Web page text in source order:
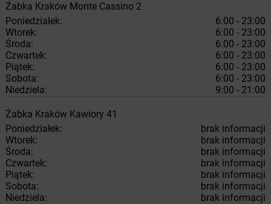
Żabka Kraków Monte Cassino 2
Poniedziałek:
6:00 - 23:00
Wtorek:
6:00 - 23:00
Środa:
6:00 - 23:00
Czwartek:
6:00 - 23:00
Piątek:
6:00 - 23:00
Sobota:
6:00 - 23:00
Niedziela:
9:00 - 21:00
Żabka Kraków Kawiory 41
Poniedziałek:
brak informacji
Wtorek:
brak informacji
Środa:
brak informacji
Czwartek:
brak informacji
Piątek:
brak informacji
Sobota:
brak informacji
Niedziela:
brak informacji